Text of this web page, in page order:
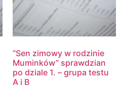
“Sen zimowy w rodzinie
Muminków” sprawdzian
po dziale 1. – grupa testu
A i B